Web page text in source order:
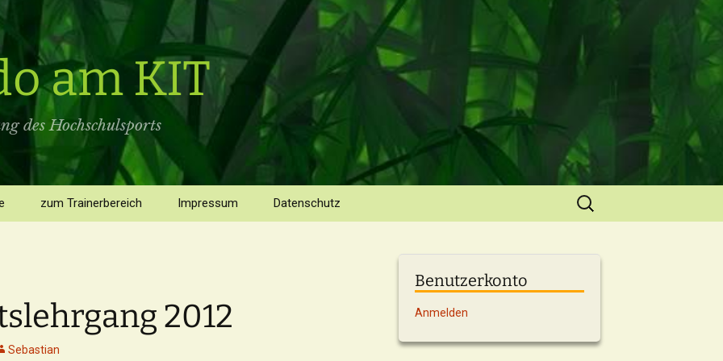
am KIT
des Hochschulsports
Historisches
zum Trainerbereich Impressum Datenschutz
Suchen
nach:
2012
Sebastian
Benutzerkonto
Anmelden